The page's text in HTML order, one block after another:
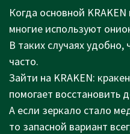
Когда основной KRAKEN
многие используют
В таких случаях удобно,
часто.
Зайти на KRAKEN:
помогает восстановить
А если зеркало стало
то запасной вариант